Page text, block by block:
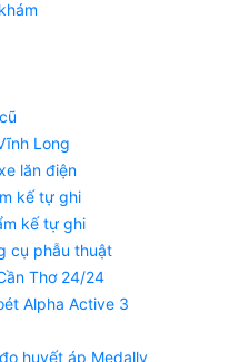
Long
lăn điện
kế tự ghi
kế tự ghi
cụ phẫu thuật
Thơ 24/24
Alpha Active 3
huyết áp Medally